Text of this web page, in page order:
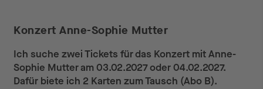
Konzert Anne-Sophie Mutter
Ich suche zwei Tickets für das Konzert mit Anne-
Sophie Mutter am 03.02.2027 oder 04.02.2027.
Dafür biete ich 2 Karten zum Tausch (Abo B).